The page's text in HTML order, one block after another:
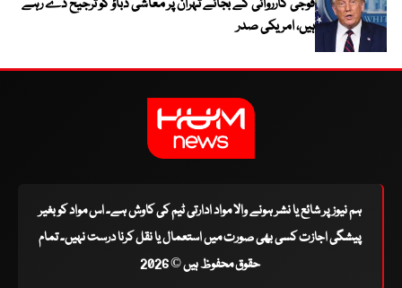
فوجی کارروائی کے بجائے تہران پر معاشی دباؤ کو ترجیح دے رہے
ہیں، امریکی صدر
ہم نیوز پر شائع یا نشر ہونے والا مواد ادارتی ٹیم کی کاوش ہے۔ اس مواد کو بغیر
پیشگی اجازت کسی بھی صورت میں استعمال یا نقل کرنا درست نہیں۔ تمام
حقوق محفوظ ہیں © 2026